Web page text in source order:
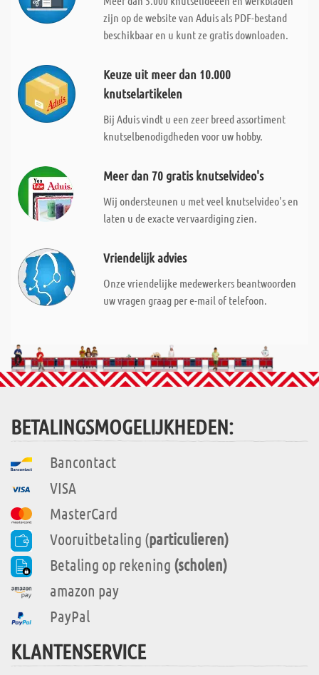
zijn op de website van Aduis als PDF-bestand
beschikbaar en u kunt ze gratis downloaden.
Keuze uit meer dan 10.000
knutselartikelen
Bij Aduis vindt u een zeer breed assortiment
knutselbenodigdheden voor uw hobby.
Meer dan 70 gratis knutselvideo's
Wij ondersteunen u met veel knutselvideo's en
laten u de exacte vervaardiging zien.
Vriendelijk advies
Onze vriendelijke medewerkers beantwoorden
uw vragen graag per e-mail of telefoon.
BETALINGSMOGELIJKHEDEN:
Bancontact
VISA
MasterCard
Vooruitbetaling (particulieren)
Betaling op rekening (scholen)
amazon pay
PayPal
KLANTENSERVICE